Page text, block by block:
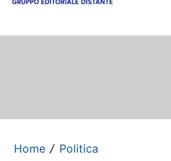
Home / Politica